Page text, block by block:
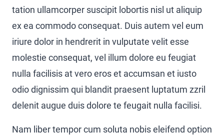
tation ullamcorper suscipit lobortis nisl ut aliquip
ex ea commodo consequat. Duis autem vel eum
iriure dolor in hendrerit in vulputate velit esse
molestie consequat, vel illum dolore eu feugiat
nulla facilisis at vero eros et accumsan et iusto
odio dignissim qui blandit praesent luptatum zzril
delenit augue duis dolore te feugait nulla facilisi.
Nam liber tempor cum soluta nobis eleifend option